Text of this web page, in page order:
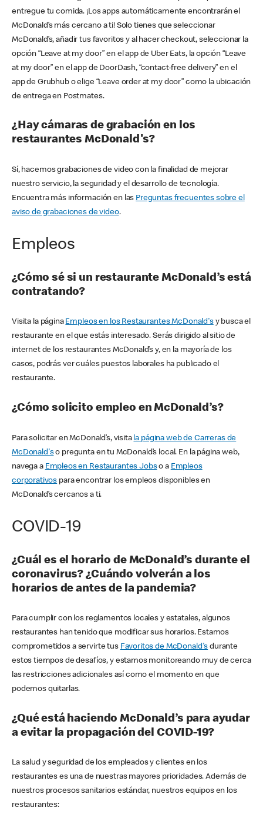
entregue tu comida. ¡Los apps automáticamente encontrarán el
McDonald’s más cercano a ti! Solo tienes que seleccionar
McDonald’s, añadir tus favoritos y al hacer checkout, seleccionar la
opción “Leave at my door” en el app de Uber Eats, la opción “Leave
at my door” en el app de DoorDash, “contact-free delivery” en el
app de Grubhub o elige “Leave order at my door” como la ubicación
de entrega en Postmates.
¿Hay cámaras de grabación en los
restaurantes McDonald's?
Sí, hacemos grabaciones de video con la finalidad de mejorar
nuestro servicio, la seguridad y el desarrollo de tecnología.
Encuentra más información en las Preguntas frecuentes sobre el
aviso de grabaciones de video.
Empleos
¿Cómo sé si un restaurante McDonald’s está
contratando?
Visita la página Empleos en los Restaurantes McDonald'sy busca el
restaurante en el que estás interesado. Serás dirigido al sitio de
internet de los restaurantes McDonald’s y, en la mayoría de los
casos, podrás ver cuáles puestos laborales ha publicado el
restaurante.
¿Cómo solicito empleo en McDonald’s?
Para solicitar en McDonald’s, visita la página web de Carreras de
McDonald'so pregunta en tu McDonald’s local. En la página web,
navega a Empleos en Restaurantes Jobso a Empleos
corporativos para encontrar los empleos disponibles en
McDonald’s cercanos a ti.
COVID-19
¿Cuál es el horario de McDonald’s durante el
coronavirus? ¿Cuándo volverán a los
horarios de antes de la pandemia?
Para cumplir con los reglamentos locales y estatales, algunos
restaurantes han tenido que modificar sus horarios. Estamos
comprometidos a servirte tus Favoritos de McDonald's durante
estos tiempos de desafíos, y estamos monitoreando muy de cerca
las restricciones adicionales así como el momento en que
podemos quitarlas.
¿Qué está haciendo McDonald’s para ayudar
a evitar la propagación del COVID-19?
La salud y seguridad de los empleados y clientes en los
restaurantes es una de nuestras mayores prioridades. Además de
nuestros procesos sanitarios estándar, nuestros equipos en los
restaurantes: